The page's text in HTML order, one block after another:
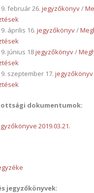
február 26. jegyzőkönyv/
április 16. jegyzőkönyv/
június 18jegyzőkönyv/
szeptember 17. jegyzőkönyv
dokumentumok:
2019.03.21.
jegyzőkönyvek: